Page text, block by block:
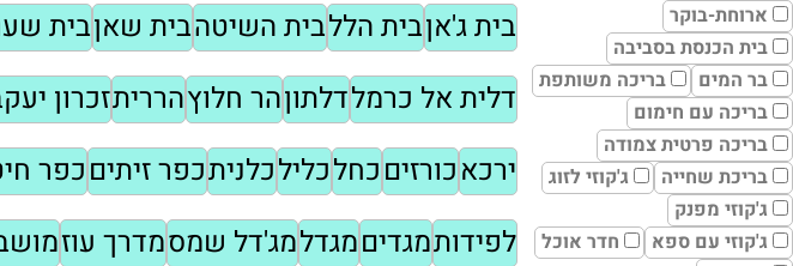
ארוחת-בוקר
בית הכנסת בסביבה
בר המים
בריכה משותפת
בריכה עם חימום
בריכה פרטית צמודה
בריכת שחייה
ג'קוזי לזוג
ג'קוזי מפנק
ג'קוזי עם ספא
חדר אוכל
בית ג'אןבית הללבית השיטהבית שאןבית
דלית אל כרמלדלתוןהר חלוץהרריתזכרון
ירכאכורזיםכחלכלילכלניתכפר זיתיםכפר
לפידותמגדיםמגדלמג'דל שמסמדרך עוז